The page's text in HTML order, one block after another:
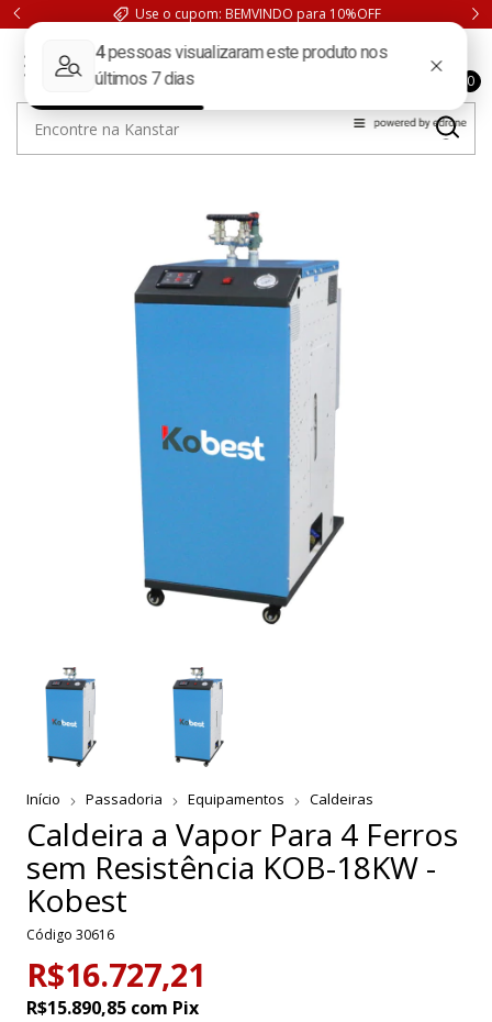
Use o cupom: BEMVINDO para 10%OFF
0
Início Passadoria Equipamentos Caldeiras
Caldeira a Vapor Para 4 Ferros
sem Resistência KOB-18KW -
Kobest
Código 30616
R$16.727,21
R$15.890,85 com Pix